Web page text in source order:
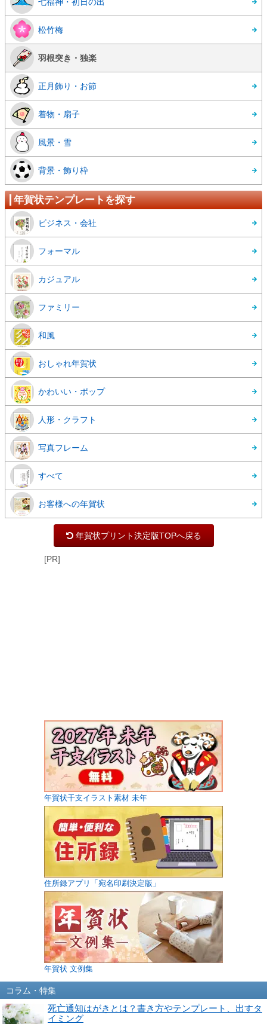
松竹梅
羽根突き・独楽
正月飾り・お節
着物・扇子
風景・雪
背景・飾り枠
年賀状テンプレートを探す
ビジネス・会社
フォーマル
カジュアル
ファミリー
和風
おしゃれ年賀状
かわいい・ポップ
人形・クラフト
写真フレーム
すべて
お客様への年賀状
年賀状プリント決定版TOPへ戻る
[PR]
年賀状干支イラスト素材 未年
住所録アプリ「宛名印刷決定版」
年賀状 文例集
コラム・特集
死亡通知はがきとは？書き方やテンプレート、出すタ
イミング